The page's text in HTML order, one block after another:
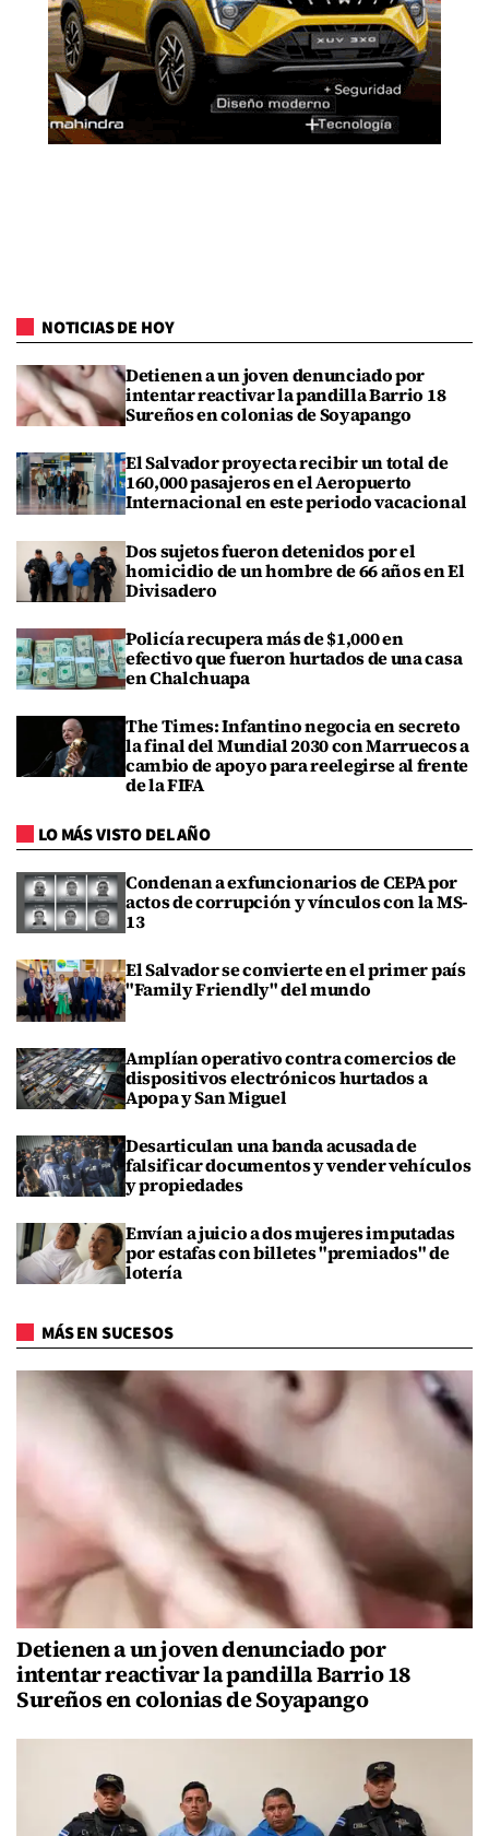
NOTICIAS DE HOY
Detienen a un joven denunciado por
intentar reactivar la pandilla Barrio 18
Sureños en colonias de Soyapango
El Salvador proyecta recibir un total de
160,000 pasajeros en el Aeropuerto
Internacional en este periodo vacacional
Dos sujetos fueron detenidos por el
homicidio de un hombre de 66 años en El
Divisadero
Policía recupera más de $1,000 en
efectivo que fueron hurtados de una casa
en Chalchuapa
The Times: Infantino negocia en secreto
la final del Mundial 2030 con Marruecos a
cambio de apoyo para reelegirse al frente
de la FIFA
LO MÁS VISTO DEL AÑO
Condenan a exfuncionarios de CEPA por
actos de corrupción y vínculos con la MS-
13
El Salvador se convierte en el primer país
"Family Friendly" del mundo
Amplían operativo contra comercios de
dispositivos electrónicos hurtados a
Apopa y San Miguel
Desarticulan una banda acusada de
falsificar documentos y vender vehículos
y propiedades
Envían a juicio a dos mujeres imputadas
por estafas con billetes "premiados" de
lotería
MÁS EN SUCESOS
Detienen a un joven denunciado por
intentar reactivar la pandilla Barrio 18
Sureños en colonias de Soyapango